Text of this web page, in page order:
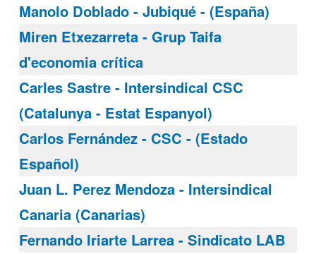
Manolo Doblado - Jubiqué - (España)
Miren Etxezarreta - Grup Taifa
d'economia crítica
Carles Sastre - Intersindical CSC
(Catalunya - Estat Espanyol)
Carlos Fernández - CSC - (Estado
Español)
Juan L. Perez Mendoza - Intersindical
Canaria (Canarias)
Fernando Iriarte Larrea - Sindicato LAB